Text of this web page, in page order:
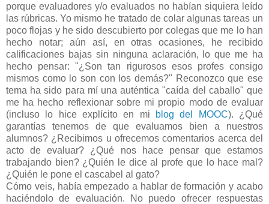
porque evaluadores y/o evaluados no habían siquiera leído
las rúbricas. Yo mismo he tratado de colar algunas tareas un
poco flojas y he sido descubierto por colegas que me lo han
hecho notar; aún así, en otras ocasiones, he recibido
calificaciones bajas sin ninguna aclaración, lo que me ha
hecho pensar: "¿Son tan rigurosos esos profes consigo
mismos como lo son con los demás?" Reconozco que ese
tema ha sido para mí una auténtica "caída del caballo" que
me ha hecho reflexionar sobre mi propio modo de evaluar
(incluso lo hice explícito en mi
blog del MOOC). ¿Qué
garantías tenemos de que evaluamos bien a nuestros
alumnos? ¿Recibimos u ofrecemos comentarios acerca del
acto de evaluar? ¿Qué nos hace pensar que estamos
trabajando bien? ¿Quién le dice al profe que lo hace mal?
¿Quién le pone el cascabel al gato?
Cómo veis, había empezado a hablar de formación y acabo
haciéndolo de evaluación. No puedo ofrecer respuestas